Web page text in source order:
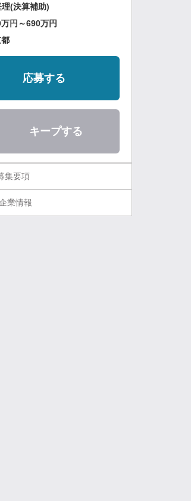
(決算補助)
円～690万円
応募する
キープする
集要項
業情報